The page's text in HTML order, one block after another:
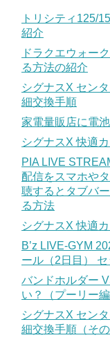
トリシティ125/
紹介
ドラクエウォー
る方法の紹介
シグナスX セン
細交換手順
家電量販店に電
シグナスX 快適
PIA LIVE
配信をスマホや
聴するとタブバ
る方法
シグナスX 快適
B’z LIVE-GYM
ール（2日目）
バンドホルダー
い？（プーリー編
シグナスX セン
細交換手順（その